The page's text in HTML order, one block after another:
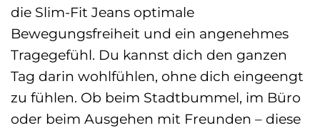
die Slim-Fit Jeans optimale
Bewegungsfreiheit und ein angenehmes
Tragegefühl. Du kannst dich den ganzen
Tag darin wohlfühlen, ohne dich eingeengt
zu fühlen. Ob beim Stadtbummel, im Büro
oder beim Ausgehen mit Freunden – diese